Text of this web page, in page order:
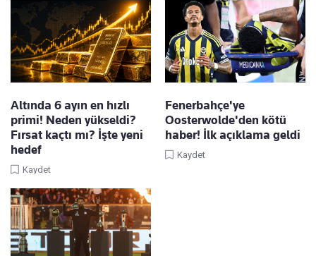
Altında 6 ayın en hızlı
primi! Neden yükseldi?
Fırsat kaçtı mı? İşte yeni
hedef
Kaydet
Fenerbahçe'ye
Oosterwolde'den kötü
haber! İlk açıklama geldi
Kaydet